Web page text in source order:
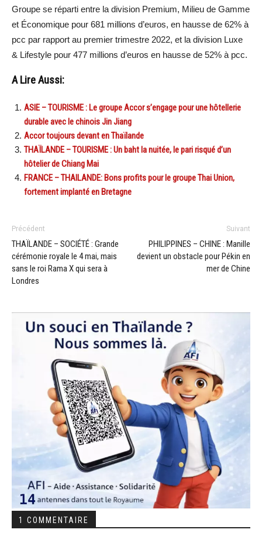
Groupe se réparti entre la division Premium, Milieu de Gamme
et Économique pour 681 millions d’euros, en hausse de 62% à
pcc par rapport au premier trimestre 2022, et la division Luxe
& Lifestyle pour 477 millions d’euros en hausse de 52% à pcc.
A Lire Aussi:
ASIE – TOURISME : Le groupe Accor s’engage pour une hôtellerie
durable avec le chinois Jin Jiang
Accor toujours devant en Thaïlande
THAÏLANDE – TOURISME : Un baht la nuitée, le pari risqué d’un
hôtelier de Chiang Mai
FRANCE – THAILANDE: Bons profits pour le groupe Thai Union,
fortement implanté en Bretagne
Précédent
THAÏLANDE – SOCIÉTÉ : Grande
cérémonie royale le 4 mai, mais
sans le roi Rama X qui sera à
Londres
Suivant
PHILIPPINES – CHINE : Manille
devient un obstacle pour Pékin en
mer de Chine
1 COMMENTAIRE